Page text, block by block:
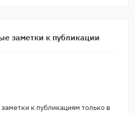
заметки к публикации
к публикациям только в